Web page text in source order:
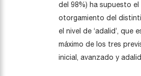
del 98%) ha supuesto el
otorgamiento del
el nivel de ‘adalid’, que
máximo de los tres
inicial, avanzado y